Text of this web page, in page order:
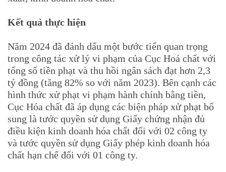
Kết quả thực hiện
Năm 2024 đã đánh dấu một bước tiến quan trọng
trong công tác xử lý vi phạm của Cục Hoá chất với
tổng số tiền phạt và thu hồi ngân sách đạt hơn 2,3
tỷ đồng (tăng 82% so với năm 2023). Bên cạnh các
hình thức xử phạt vi phạm hành chính bằng tiền,
Cục Hóa chất đã áp dụng các biện pháp xử phạt bổ
sung là tước quyền sử dụng Giấy chứng nhận đủ
điều kiện kinh doanh hóa chất đối với 02 công ty
và tước quyền sử dụng Giấy phép kinh doanh hóa
chất hạn chế đối với 01 công ty.